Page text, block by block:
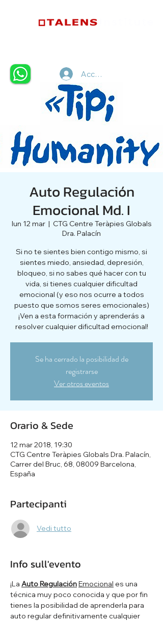
Accedi
Auto Regulación
Emocional Md. I
lun 12 mar
  |
CTG Centre Teràpies Globals
Dra. Palacín
Si no te sientes bien contigo mismo, si
sientes miedo, ansiedad, depresión,
bloqueo, si no sabes qué hacer con tu
vida, si tienes cualquier dificultad
emocional (y eso nos ocurre a todos
puesto que somos seres emocionales)
¡Ven a esta formación y aprenderás a
resolver cualquier dificultad emocional!
Se ha cerrado la posibilidad de
registrarse
Ver otros eventos
Orario & Sede
12 mar 2018, 19:30
CTG Centre Teràpies Globals Dra. Palacín,
Carrer del Bruc, 68, 08009 Barcelona,
España
Partecipanti
Vedi tutto
Info sull'evento
¡La Auto RegulaciónEmocional es una
técnica muy poco conocida y que por fin
tienes la posibilidad de aprenderla para
auto regular definitivamente cualquier